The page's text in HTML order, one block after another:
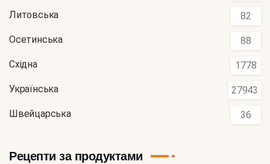
Литовська 82
Осетинська 88
Східна 1778
Українська 27943
Швейцарська 36
Рецепти за продуктами